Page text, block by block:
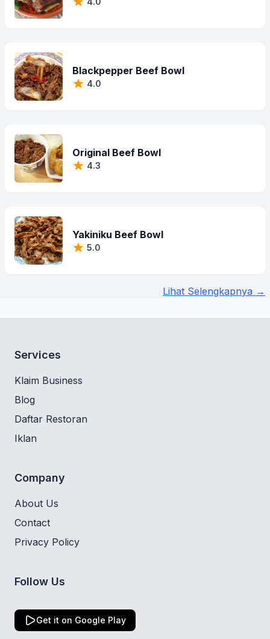
Blackpepper Beef Bowl
4.0
Original Beef Bowl
4.3
Yakiniku Beef Bowl
5.0
Lihat Selengkapnya →
Services
Klaim Business
Blog
Daftar Restoran
Iklan
Company
About Us
Contact
Privacy Policy
Follow Us
Get it on Google Play